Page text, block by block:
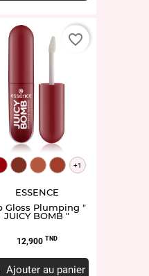
EL959365.01
EL959366.02
EL959367.04
EL959368.05
+1
ESSENCE
Gloss Plumping "
JUICY BOMB "
Prix
12,900 TND
Ajouter au panier
favorite_border